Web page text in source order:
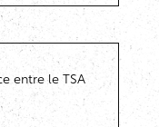
entre le TSA